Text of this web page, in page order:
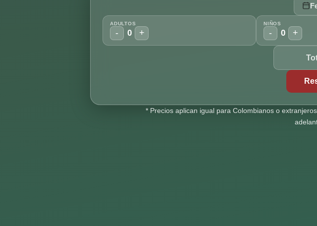
ADULTOS
- 0 +
NIÑOS
- 0 +
* Precios aplican igual para Colombianos o